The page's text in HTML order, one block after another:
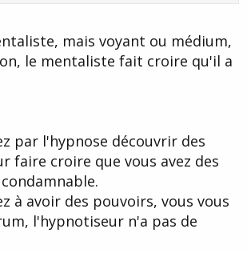
mais voyant ou médium,
le mentaliste fait croire qu'il a
par l'hypnose découvrir des
faire croire que vous avez des
à avoir des pouvoirs, vous vous
l'hypnotiseur n'a pas de